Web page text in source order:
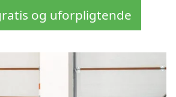
og uforpligtende